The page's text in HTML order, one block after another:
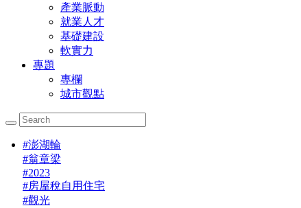
產業脈動
就業人才
基礎建設
軟實力
專題
專欄
城市觀點
#澎湖輪
#翁章梁
#2023
#房屋稅自用住宅
#觀光